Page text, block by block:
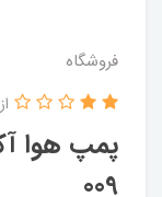
فروشگاه
009
از 4